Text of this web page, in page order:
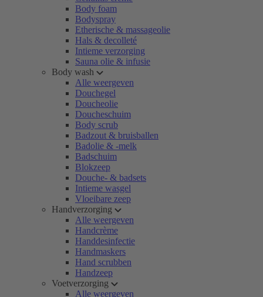
Body foam
Bodyspray
Etherische & massageolie
Hals & decolleté
Intieme verzorging
Sauna olie & infusie
Body wash
Alle weergeven
Douchegel
Doucheolie
Doucheschuim
Body scrub
Badzout & bruisballen
Badolie & -melk
Badschuim
Blokzeep
Douche- & badsets
Intieme wasgel
Vloeibare zeep
Handverzorging
Alle weergeven
Handcrème
Handdesinfectie
Handmaskers
Hand scrubben
Handzeep
Voetverzorging
Alle weergeven